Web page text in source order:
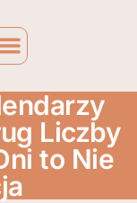
Liczby
to Nie